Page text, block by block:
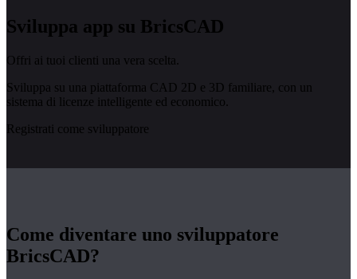
Sviluppa app su BricsCAD
Offri ai tuoi clienti una vera scelta.
Sviluppa su una piattaforma CAD 2D e 3D familiare, con un
sistema di licenze intelligente ed economico.
Registrati come sviluppatore
Come diventare uno sviluppatore
BricsCAD?